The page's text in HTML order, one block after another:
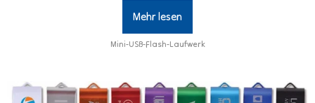
Mehr lesen
Mini-USB-Flash-Laufwerk